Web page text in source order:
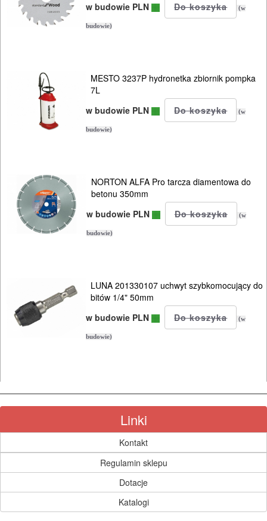
w budowie PLN
(w
budowie)
MESTO 3237P hydronetka zbiornik pompka
7L
w budowie PLN
(w
budowie)
NORTON ALFA Pro tarcza diamentowa do
betonu 350mm
w budowie PLN
(w
budowie)
LUNA 201330107 uchwyt szybkomocujący do
bitów 1/4" 50mm
w budowie PLN
(w
budowie)
Linki
Kontakt
Regulamin sklepu
Dotacje
Katalogi